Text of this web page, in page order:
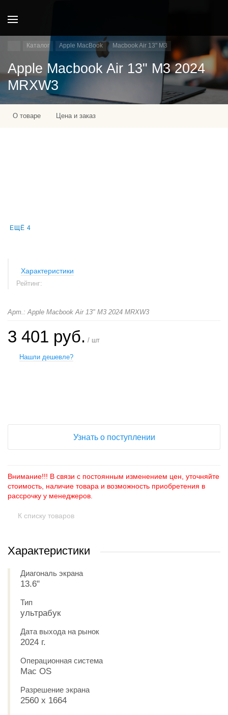
Каталог Apple MacBook Macbook Air 13" M3
Apple Macbook Air 13" M3 2024
MRXW3
О товаре Цена и заказ
ЕЩЁ 4
Характеристики
Рейтинг:
Арт.: Apple Macbook Air 13" M3 2024 MRXW3
3 401 руб. / шт
Нашли дешевле?
Узнать о поступлении
Внимание!!! В связи с постоянным изменением цен, уточняйте
стоимость, наличие товара и возможность приобретения в
рассрочку у менеджеров.
К списку товаров
Характеристики
Диагональ экрана
13.6"
Тип
ультрабук
Дата выхода на рынок
2024 г.
Операционная система
Mac OS
Разрешение экрана
2560 x 1664